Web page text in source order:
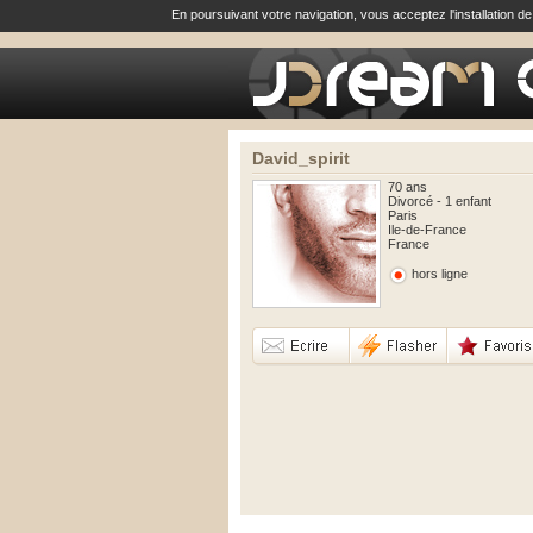
En poursuivant votre navigation, vous acceptez l'installation
David_spirit
70 ans
Divorcé - 1 enfant
Paris
Ile-de-France
France
hors ligne